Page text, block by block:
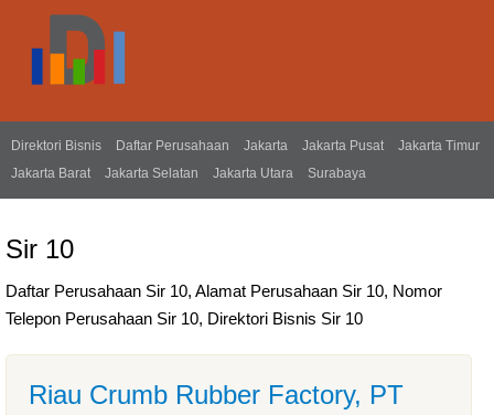
Direktori Bisnis Daftar Perusahaan Jakarta Jakarta Pusat
Jakarta Timur
Jakarta Barat
Jakarta Selatan Jakarta Utara Surabaya
Sir 10
Daftar Perusahaan Sir 10, Alamat Perusahaan Sir 10, Nomor
Telepon Perusahaan Sir 10, Direktori Bisnis Sir 10
Riau Crumb Rubber Factory, PT